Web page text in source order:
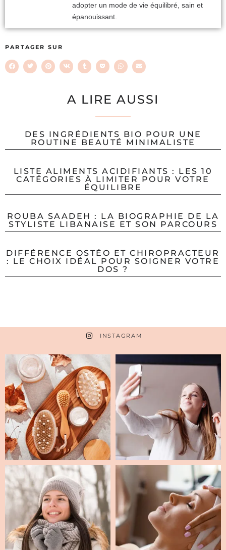
adopter un mode de vie équilibré, sain et
épanouissant.
PARTAGER SUR
A LIRE AUSSI
DES INGRÉDIENTS BIO POUR UNE
ROUTINE BEAUTÉ MINIMALISTE
LISTE ALIMENTS ACIDIFIANTS : LES 10
CATÉGORIES À LIMITER POUR VOTRE
ÉQUILIBRE
ROUBA SAADEH : LA BIOGRAPHIE DE LA
STYLISTE LIBANAISE ET SON PARCOURS
DIFFÉRENCE OSTÉO ET CHIROPRACTEUR
: LE CHOIX IDÉAL POUR SOIGNER VOTRE
DOS ?
INSTAGRAM